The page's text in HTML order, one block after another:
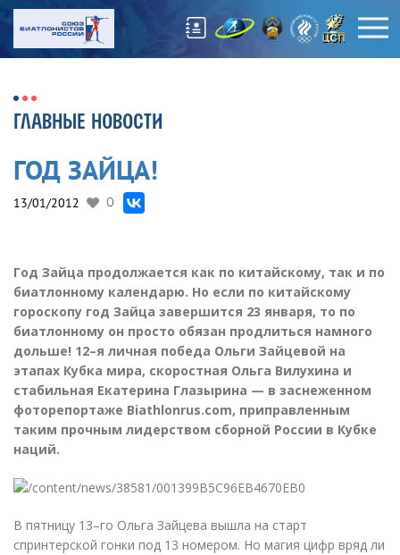
ГЛАВНЫЕ НОВОСТИ
ГОД ЗАЙЦА!
13/01/2012 0
Год Зайца продолжается как по китайскому, так и по
биатлонному календарю. Но если по китайскому
гороскопу год Зайца завершится 23 января, то по
биатлонному он просто обязан продлиться намного
дольше! 12–я личная победа Ольги Зайцевой на
этапах Кубка мира, скоростная Ольга Вилухина и
стабильная Екатерина Глазырина — в заснеженном
фоторепортаже Biathlonrus.com, приправленным
таким прочным лидерством сборной России в Кубке
наций.
В пятницу 13–го Ольга Зайцева вышла на старт
спринтерской гонки под 13 номером. Но магия цифр вряд ли